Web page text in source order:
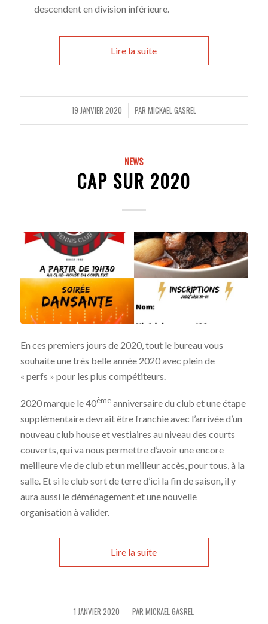
descendent en division inférieure.
Lire la suite
19 JANVIER 2020
/ PAR MICKAEL GASREL
NEWS
CAP SUR 2020
En ces premiers jours de 2020, tout le bureau vous
souhaite une très belle année 2020 avec plein de
« perfs » pour les plus compétiteurs.
2020 marque le 40èmeanniversaire du club et une étape
supplémentaire devrait être franchie avec l’arrivée d’un
nouveau club house et vestiaires au niveau des courts
couverts, qui va nous permettre d’avoir une encore
meilleure vie de club et un meilleur accès, pour tous, à la
salle. Et si le club sort de terre d’ici la fin de saison, il y
aura aussi le déménagement et une nouvelle
organisation à valider.
Lire la suite
1 JANVIER 2020
/ PARMICKAEL GASREL